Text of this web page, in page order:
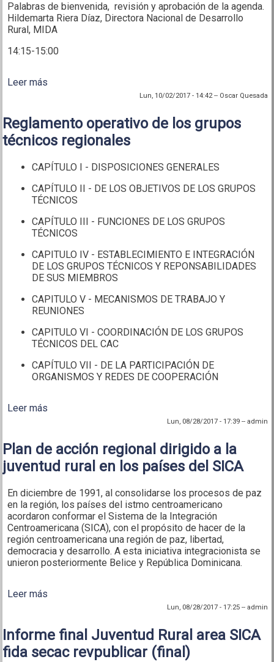
Palabras de bienvenida, revisión y aprobación de la agenda.
Hildemarta Riera Díaz, Directora Nacional de Desarrollo
Rural, MIDA
14:15-15:00
Leer más
Lun, 10/02/2017 - 14:42-- Oscar Quesada
Reglamento operativo de los grupos
técnicos regionales
CAPÍTULO I - DISPOSICIONES GENERALES
CAPÍTULO II - DE LOS OBJETIVOS DE LOS GRUPOS
TÉCNICOS
CAPÍTULO III - FUNCIONES DE LOS GRUPOS
TÉCNICOS
CAPITULO IV - ESTABLECIMIENTO E INTEGRACIÓN
DE LOS GRUPOS TÉCNICOS Y REPONSABILIDADES
DE SUS MIEMBROS
CAPITULO V - MECANISMOS DE TRABAJO Y
REUNIONES
CAPITULO VI - COORDINACIÓN DE LOS GRUPOS
TÉCNICOS DEL CAC
CAPÍTULO VII - DE LA PARTICIPACIÓN DE
ORGANISMOS Y REDES DE COOPERACIÓN
Leer más
Lun, 08/28/2017 - 17:39-- admin
Plan de acción regional dirigido a la
juventud rural en los países del SICA
En diciembre de 1991, al consolidarse los procesos de paz
en la región, los países del istmo centroamericano
acordaron conformar el Sistema de la Integración
Centroamericana (SICA), con el propósito de hacer de la
región centroamericana una región de paz, libertad,
democracia y desarrollo. A esta iniciativa integracionista se
unieron posteriormente Belice y República Dominicana.
Leer más
Lun, 08/28/2017 - 17:25-- admin
Informe final Juventud Rural area SICA
fida secac revpublicar (final)